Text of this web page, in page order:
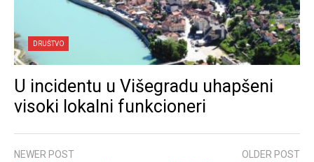
DRUŠTVO
U incidentu u Višegradu uhapšeni
visoki lokalni funkcioneri
NEWER POST OLDER POST